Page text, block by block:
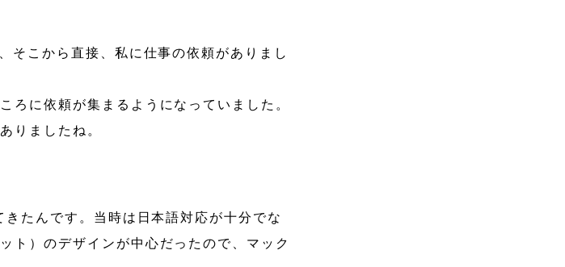
そこから直接、私に仕事の依頼がありまし
ろに依頼が集まるようになっていました。
りましたね。
たんです。当時は日本語対応が十分でな
ト）のデザインが中心だったので、マック